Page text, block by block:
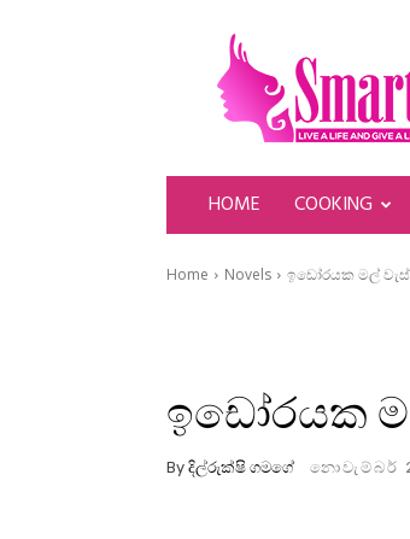
SmartLady
HOME COOKING
Home Novels ඉඩෝරයක මල්
ඉඩෝරයක
By දිල්රුක්ෂි ගමගේ නොවැම්බර්